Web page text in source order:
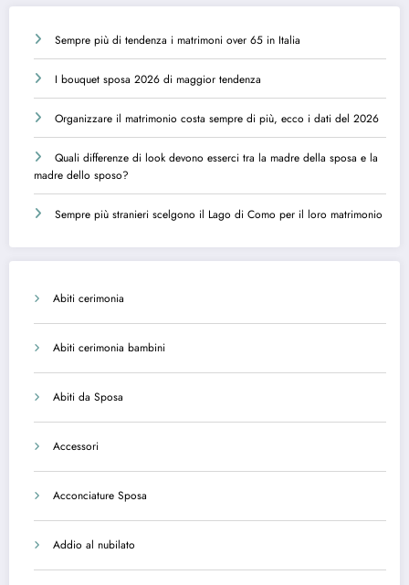
Sempre più di tendenza i matrimoni over 65 in Italia
I bouquet sposa 2026 di maggior tendenza
Organizzare il matrimonio costa sempre di più, ecco i dati del 2026
Quali differenze di look devono esserci tra la madre della sposa e la
madre dello sposo?
Sempre più stranieri scelgono il Lago di Como per il loro matrimonio
Abiti cerimonia
Abiti cerimonia bambini
Abiti da Sposa
Accessori
Acconciature Sposa
Addio al nubilato